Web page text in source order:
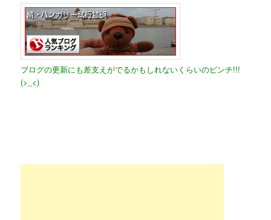
ブログの更新にも差支えがでるかもしれないくらいのピンチ!!!
(>_<)